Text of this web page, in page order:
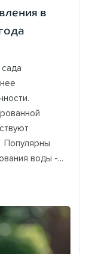
в
Популярны
воды -...